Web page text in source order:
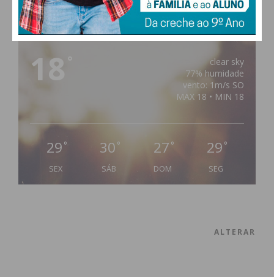
PAÇOS DE FERREIRA
18
clear sky
77% humidade
vento: 1m/s SO
MAX 18 • MIN 18
29 °
SEX
30 °
SÁB
27 °
DOM
29 °
SEG
ALTERAR